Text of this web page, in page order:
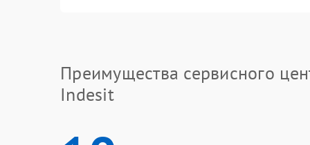
Преимущества сервисного
Indesit